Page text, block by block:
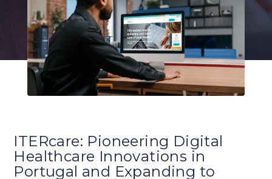
ITERcare: Pioneering Digital
Healthcare Innovations in
Portugal and Expanding to